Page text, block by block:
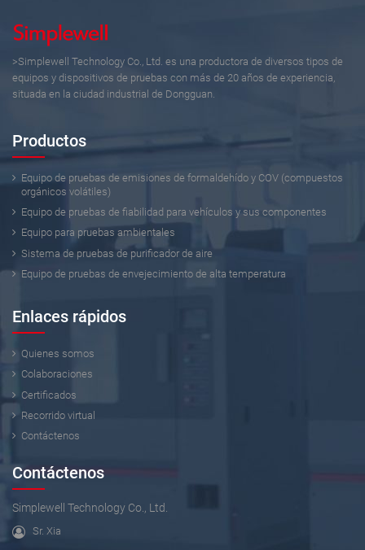
>Simplewell Technology Co., Ltd. es una productora de diversos tipos de
equipos y dispositivos de pruebas con más de 20 años de experiencia,
situada en la ciudad industrial de Dongguan.
Productos
Equipo de pruebas de emisiones de formaldehído y COV (compuestos
orgánicos volátiles)
Equipo de pruebas de fiabilidad para vehículos y sus componentes
Equipo para pruebas ambientales
Sistema de pruebas de purificador de aire
Equipo de pruebas de envejecimiento de alta temperatura
Enlaces rápidos
Quienes somos
Colaboraciones
Certificados
Recorrido virtual
Contáctenos
Contáctenos
Simplewell Technology Co., Ltd.
Sr. Xia